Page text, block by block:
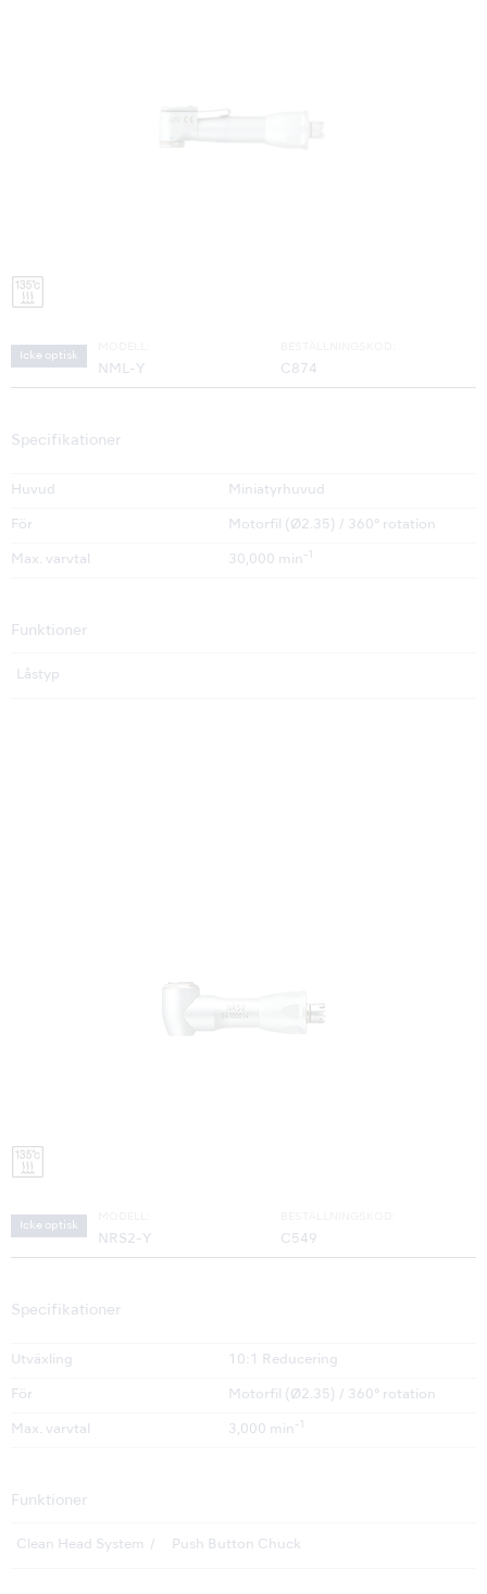
Icke optisk
NML-Y C874
Specifikationer
Huvud Miniatyrhuvud
För Motorfil (Ø2.35) / 360° rotation
Max. varvtal 30,000 min -1
Funktioner
Låstyp
Icke optisk
NRS2-Y C549
Specifikationer
Utväxling 10:1 Reducering
För Motorfil (Ø2.35) / 360° rotation
Max. varvtal 3,000 min -1
Funktioner
Clean Head System Push Button Chuck